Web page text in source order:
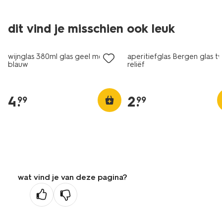
dit vind je misschien ook leuk
wijnglas 380ml glas geel met
blauw
4.
99
aperitiefglas Bergen glas
reliëf
2.
99
wat vind je van deze pagina?